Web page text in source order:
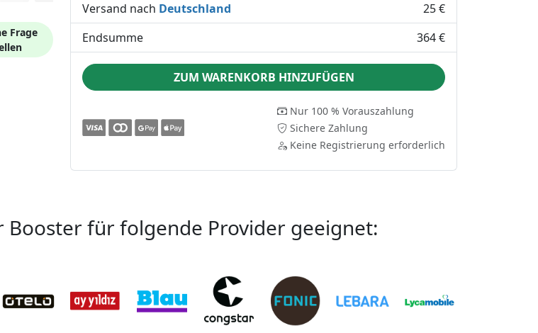
Frage
Versand nach Deutschland
25 €
Endsumme
364 €
ZUM WARENKORB HINZUFÜGEN
Nur 100 % Vorauszahlung
Sichere Zahlung
Keine Registrierung erforderlich
Booster für folgende Provider geeignet: